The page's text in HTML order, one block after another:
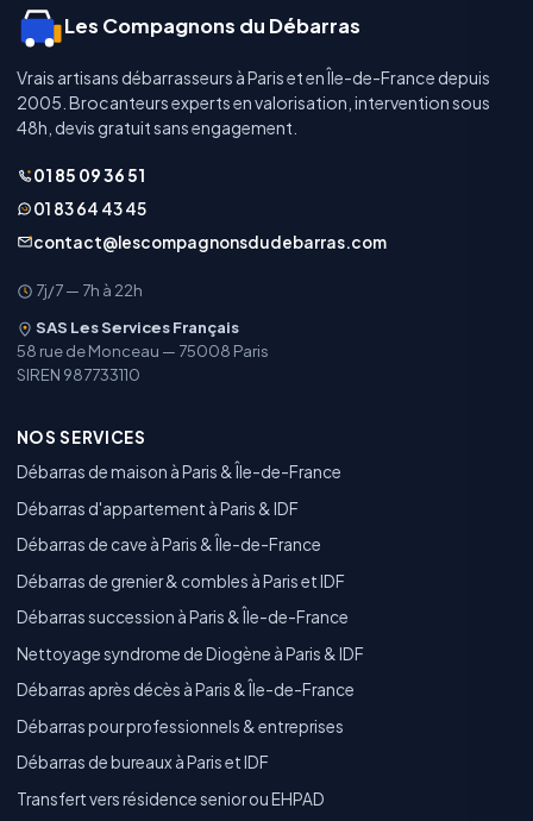
Les Compagnons du Débarras
Vrais artisans débarrasseurs à Paris et en Île-de-France depuis
2005. Brocanteurs experts en valorisation, intervention sous
48h, devis gratuit sans engagement.
01 85 09 36 51
01 83 64 43 45
contact@lescompagnonsdudebarras.com
7j/7 — 7h à 22h
SAS Les Services Français
58 rue de Monceau — 75008 Paris
SIREN 987733110
NOS SERVICES
Débarras de maison à Paris & Île-de-France
Débarras d'appartement à Paris & IDF
Débarras de cave à Paris & Île-de-France
Débarras de grenier & combles à Paris et IDF
Débarras succession à Paris & Île-de-France
Nettoyage syndrome de Diogène à Paris & IDF
Débarras après décès à Paris & Île-de-France
Débarras pour professionnels & entreprises
Débarras de bureaux à Paris et IDF
Transfert vers résidence senior ou EHPAD